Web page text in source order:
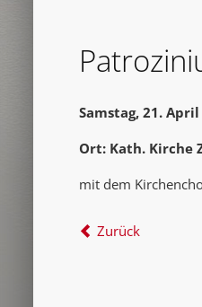
Samstag, 21. April
Ort: Kath. Kirche
mit dem
Zurück